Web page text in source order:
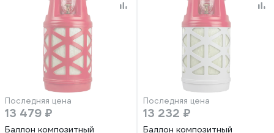
Последняя цена
13 479 ₽
Баллон композитный
Последняя цена
13 232 ₽
Баллон композитный